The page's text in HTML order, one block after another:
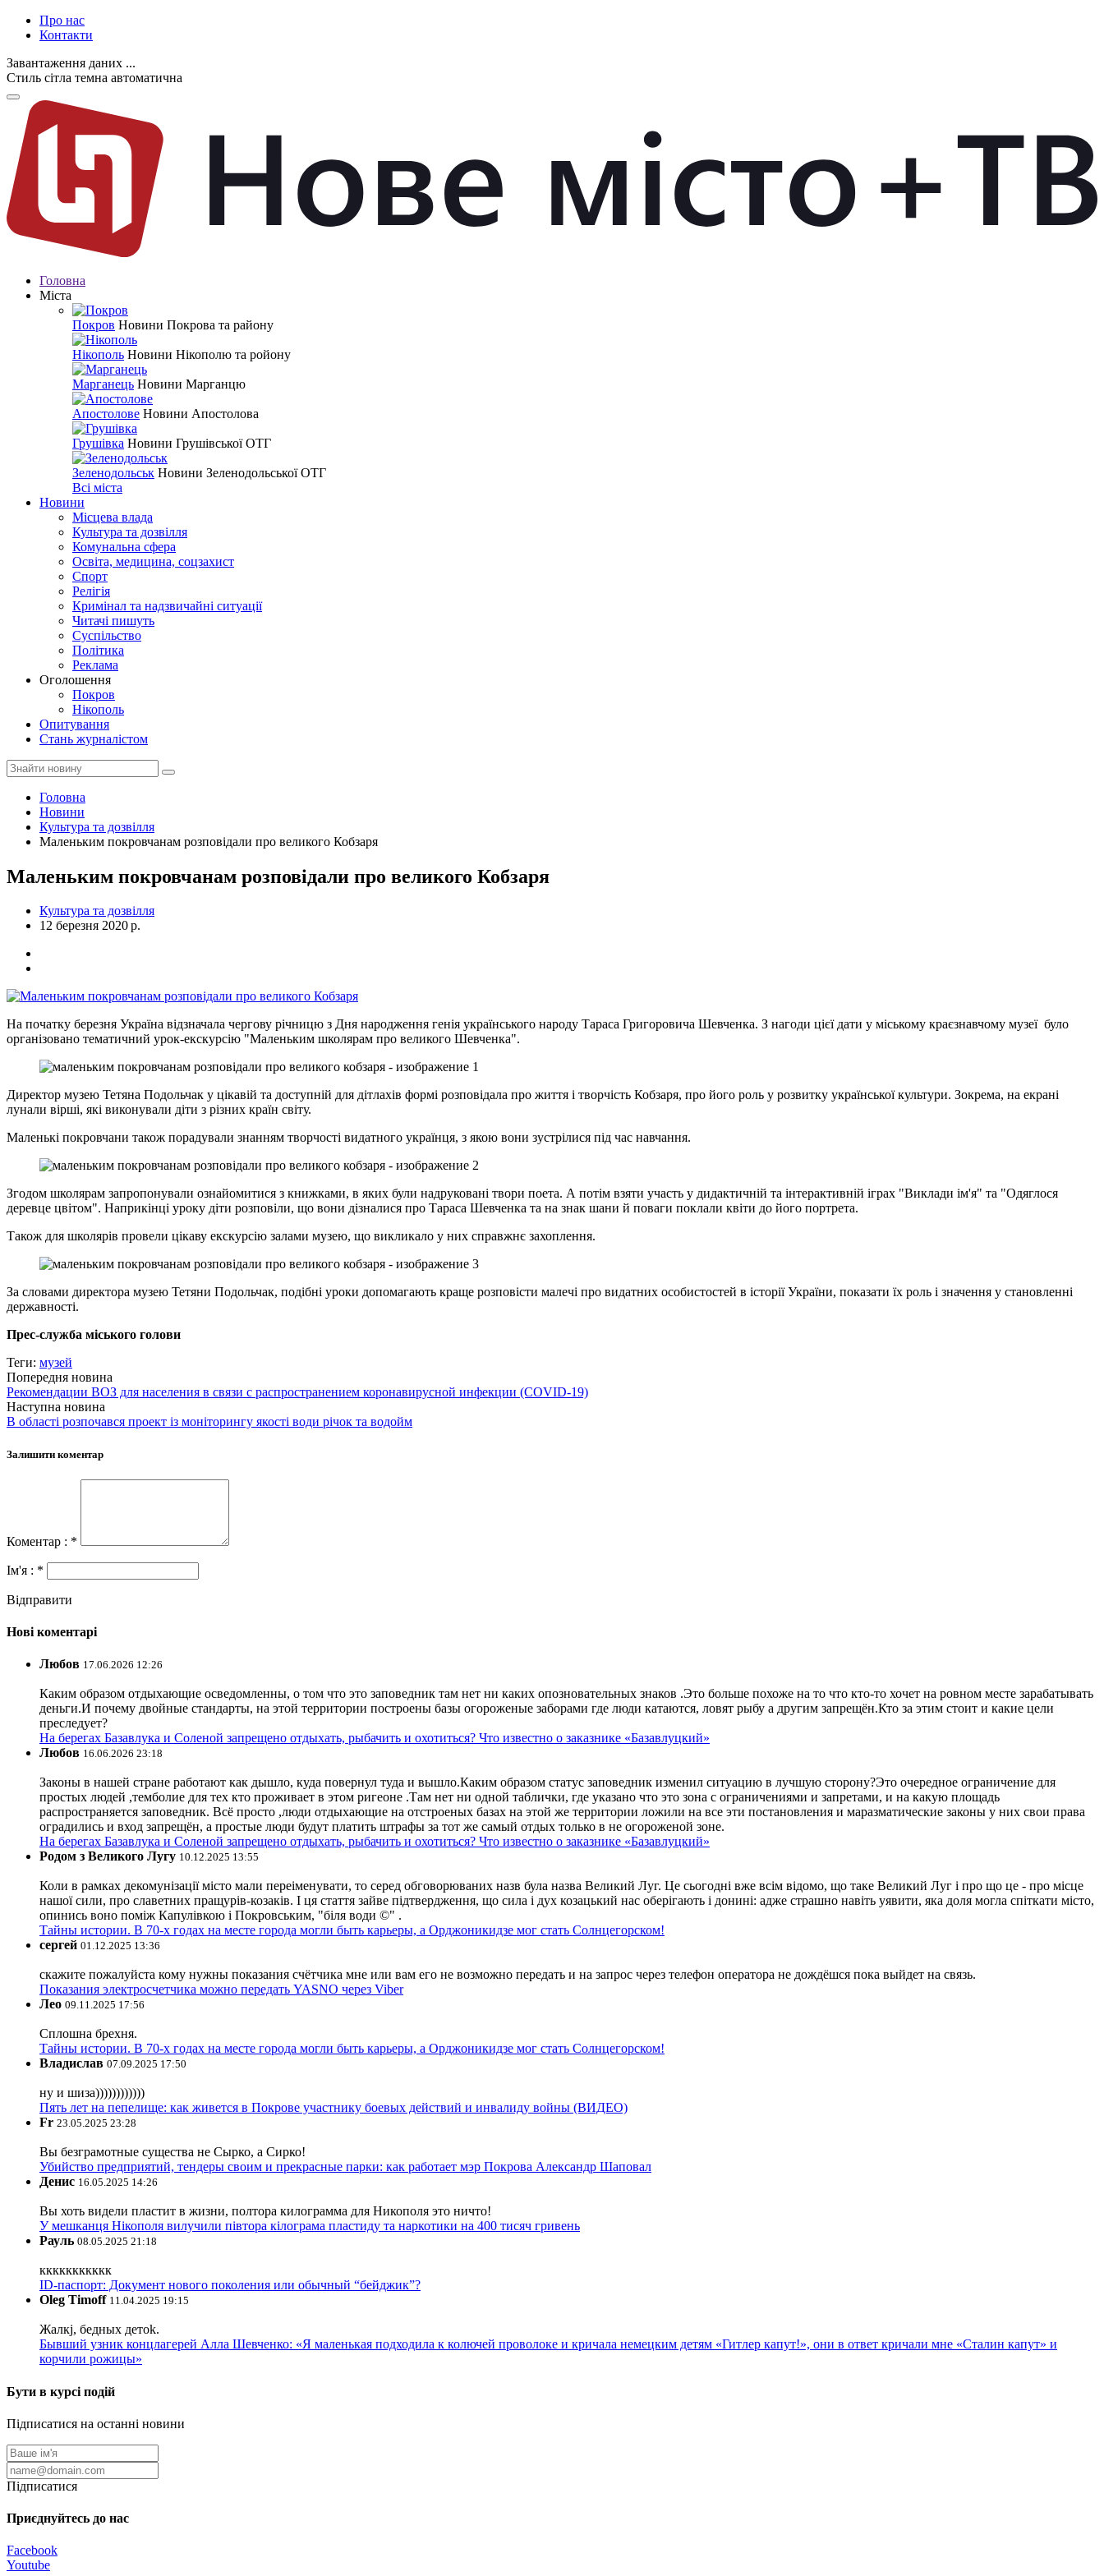
Про нас
Контакти
Завантаження даних ...
Стиль сітла темна автоматична
Головна
Міста
Покров Новини Покрова та району
Нікополь Новини Нікополю та ройону
Марганець Новини Марганцю
Апостолове Новини Апостолова
Грушівка Новини Грушівської ОТГ
Зеленодольськ Новини Зеленодольської ОТГ
Всі міста
Новини
Місцева влада
Культура та дозвілля
Комунальна сфера
Освіта, медицина, соцзахист
Спорт
Релігія
Кримінал та надзвичайні ситуації
Читачі пишуть
Суспільство
Політика
Реклама
Оголошення
Покров
Нікополь
Опитування
Стань журналістом
Головна
Новини
Культура та дозвілля
Маленьким покровчанам розповідали про великого Кобзаря
Маленьким покровчанам розповідали про великого Кобзаря
Культура та дозвілля
12 березня 2020 р.
На початку березня Україна відзначала чергову річницю з Дня народження генія українського народу Тараса Григоровича Шевченка. З нагоди цієї дати у міському краєзнавчому музеї було
організовано тематичний урок-екскурсію "Маленьким школярам про великого Шевченка".
Директор музею Тетяна Подольчак у цікавій та доступній для дітлахів формі розповідала про життя і творчість Кобзаря, про його роль у розвитку української культури. Зокрема, на екрані
лунали вірші, які виконували діти з різних країн світу.
Маленькі покровчани також порадували знанням творчості видатного українця, з якою вони зустрілися під час навчання.
Згодом школярам запропонували ознайомитися з книжками, в яких були надруковані твори поета. А потім взяти участь у дидактичній та інтерактивній іграх "Виклади ім'я" та "Одяглося
деревце цвітом". Наприкінці уроку діти розповіли, що вони дізналися про Тараса Шевченка та на знак шани й поваги поклали квіти до його портрета.
Також для школярів провели цікаву екскурсію залами музею, що викликало у них справжнє захоплення.
За словами директора музею Тетяни Подольчак, подібні уроки допомагають краще розповісти малечі про видатних особистостей в історії України, показати їх роль і значення у становленні
державності.
Прес-служба міського голови
Теги: музей
Попередня новина
Рекомендации ВОЗ для населения в связи c распространением коронавирусной инфекции (COVID-19)
Наступна новина
В області розпочався проект із моніторингу якості води річок та водойм
Залишити коментар
Коментар : *
Ім'я : *
Відправити
Нові коментарі
Любов 17.06.2026 12:26
Каким образом отдыхающие осведомленны, о том что это заповедник там нет ни каких опозновательных знаков .Это больше похоже на то что кто-то хочет на ровном месте зарабатывать
деньги.И почему двойные стандарты, на этой территории построены базы огороженые заборами где люди катаются, ловят рыбу а другим запрещён.Кто за этим стоит и какие цели
преследует?
На берегах Базавлука и Соленой запрещено отдыхать, рыбачить и охотиться? Что известно о заказнике «Базавлуцкий»
Любов 16.06.2026 23:18
Законы в нашей стране работают как дышло, куда повернул туда и вышло.Каким образом статус заповедник изменил ситуацию в лучшую сторону?Это очередное ограничение для
простых людей ,темболие для тех кто проживает в этом ригеоне .Там нет ни одной таблички, где указано что это зона с ограничениями и запретами, и на какую площадь
распространяется заповедник. Всё просто ,люди отдыхающие на отстроеных базах на этой же территории ложили на все эти постановления и маразматические законы у них свои права
оградились и вход запрещён, а простые люди будут платить штрафы за тот же самый отдых только в не огороженой зоне.
На берегах Базавлука и Соленой запрещено отдыхать, рыбачить и охотиться? Что известно о заказнике «Базавлуцкий»
Родом з Великого Лугу 10.12.2025 13:55
Коли в рамках декомунізації місто мали переіменувати, то серед обговорюваних назв була назва Великий Луг. Це сьогодні вже всім відомо, що таке Великий Луг і про що це - про місце
нашої сили, про славетних пращурів-козаків. І ця стаття зайве підтвердження, що сила і дух козацький нас оберігають і донині: адже страшно навіть уявити, яка доля могла спіткати місто,
опинись воно поміж Капулівкою і Покровським, "біля води ©" .
Тайны истории. В 70-х годах на месте города могли быть карьеры, а Орджоникидзе мог стать Солнцегорском!
сергей 01.12.2025 13:36
скажите пожалуйста кому нужны показания счётчика мне или вам его не возможно передать и на запрос через телефон оператора не дождёшся пока выйдет на связь.
Показания электросчетчика можно передать YASNO через Viber
Лео 09.11.2025 17:56
Сплошна брехня.
Тайны истории. В 70-х годах на месте города могли быть карьеры, а Орджоникидзе мог стать Солнцегорском!
Владислав 07.09.2025 17:50
ну и шиза))))))))))))
Пять лет на пепелище: как живется в Покрове участнику боевых действий и инвалиду войны (ВИДЕО)
Fr 23.05.2025 23:28
Вы безграмотные существа не Сырко, а Сирко!
Убийство предприятий, тендеры своим и прекрасные парки: как работает мэр Покрова Александр Шаповал
Денис 16.05.2025 14:26
Вы хоть видели пластит в жизни, полтора килограмма для Никополя это ничто!
У мешканця Нікополя вилучили півтора кілограма пластиду та наркотики на 400 тисяч гривень
Рауль 08.05.2025 21:18
ккккккккккк
ID-паспорт: Документ нового поколения или обычный “бейджик”?
Oleg Timoff 11.04.2025 19:15
Жалкj, бедных детok.
Бывший узник концлагерей Алла Шевченко: «Я маленькая подходила к колючей проволоке и кричала немецким детям «Гитлер капут!», они в ответ кричали мне «Сталин капут» и
корчили рожицы»
Бути в курсі подій
Підписатися на останні новини
Підписатися
Приєднуйтесь до нас
Facebook
Youtube